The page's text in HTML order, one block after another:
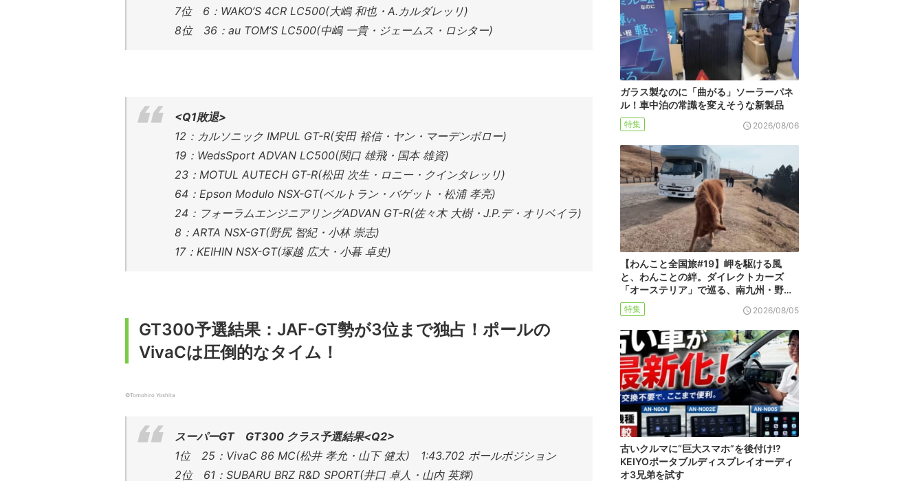
7位 6：WAKO’S 4CR LC500(大嶋 和也・A.カルダレッリ)
8位 36：au TOM’S LC500(中嶋 一貴・ジェームス・ロシター)
<Q1敗退>
12：カルソニック IMPUL GT-R(安田 裕信・ヤン・マーデンボロー)
19：WedsSport ADVAN LC500(関口 雄飛・国本 雄資)
23：MOTUL AUTECH GT-R(松田 次生・ロニー・クインタレッリ)
64：Epson Modulo NSX-GT(ベルトラン・バゲット・松浦 孝亮)
24：フォーラムエンジニアリングADVAN GT-R(佐々木 大樹・J.P.デ・オリベイラ)
8：ARTA NSX-GT(野尻 智紀・小林 崇志)
17：KEIHIN NSX-GT(塚越 広大・小暮 卓史)
GT300予選結果：JAF-GT勢が3位まで独占！ポールの
VivaCは圧倒的なタイム！
©Tomohiro Yoshita
スーパーGT GT300 クラス予選結果<Q2>
1位 25：VivaC 86 MC(松井 孝允・山下 健太) 1:43.702 ポールポジション
2位 61：SUBARU BRZ R&D SPORT(井口 卓人・山内 英輝)
ガラス製なのに「曲がる」ソーラーパネ
ル！車中泊の常識を変えそうな新製品
特集 2026/08/06
【わんこと全国旅#19】岬を駆ける風
と、わんことの絆。ダイレクトカーズ
「オーステリア」で巡る、南九州・野…
特集 2026/08/05
古いクルマに“巨大スマホ”を後付け!?
KEIYOポータブルディスプレイオーディ
オ3兄弟を試す